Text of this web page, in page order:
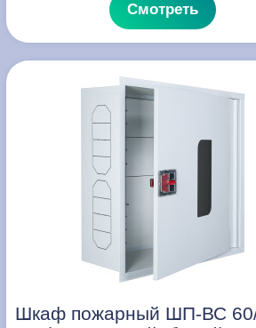
Смотреть
Шкаф пожарный ШП-ВС